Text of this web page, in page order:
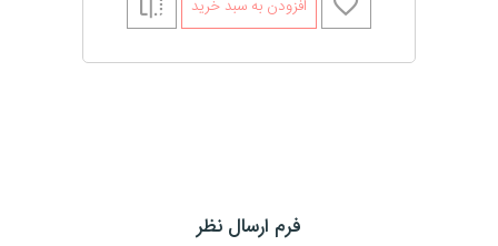
افزودن به سبد خرید
فرم ارسال نظر